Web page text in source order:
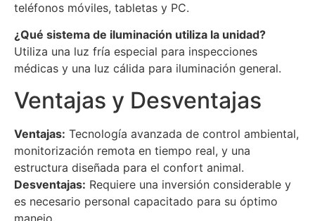
teléfonos móviles, tabletas y PC.
¿Qué sistema de iluminación utiliza la unidad?
Utiliza una luz fría especial para inspecciones
médicas y una luz cálida para iluminación general.
Ventajas y Desventajas
Ventajas: Tecnología avanzada de control ambiental,
monitorización remota en tiempo real, y una
estructura diseñada para el confort animal.
Desventajas: Requiere una inversión considerable y
es necesario personal capacitado para su óptimo
manejo.